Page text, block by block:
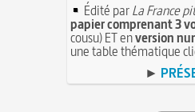
Édité parLa France
papier comprenant 3
cousu) ET enversion
une table thématique
►